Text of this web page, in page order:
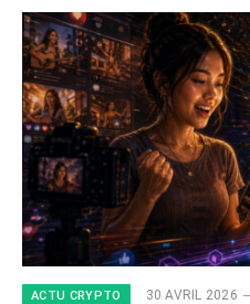
ACTU CRYPTO 30 AVRIL 2026